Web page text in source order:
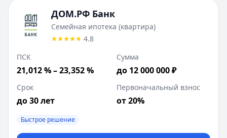
ДОМ.РФ Банк
Семейная ипотека (квартира)
4.8
ПСК
21,012 % – 23,352 %
Сумма
до 12 000 000 ₽
Срок
до 30 лет
Первоначальный взнос
от 20%
Быстрое решение